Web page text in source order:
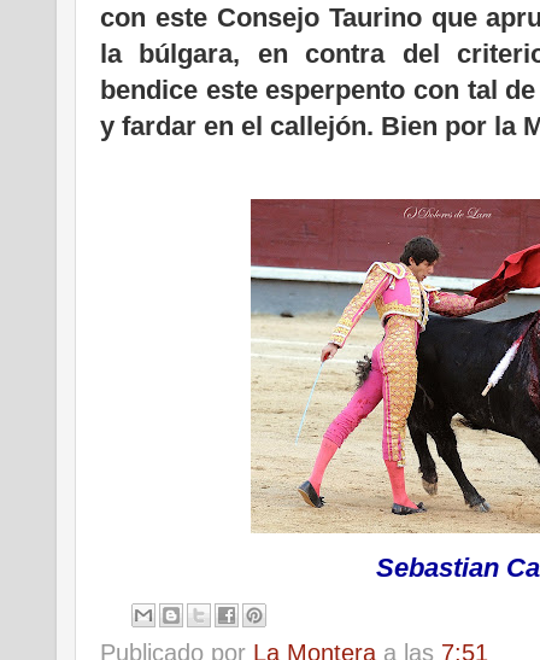
con este Consejo Taurino que
la búlgara, en contra del
bendice este esperpento con tal
y fardar en el callejón. Bien por la
Sebastian
Publicado por La Montera a las 7:51